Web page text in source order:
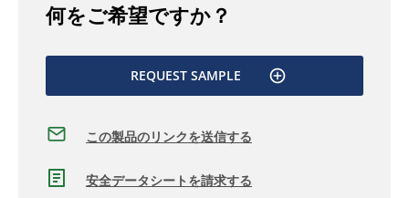
何をご希望ですか？
REQUEST SAMPLE
この製品のリンクを送信する
安全データシートを請求する